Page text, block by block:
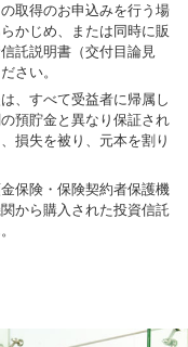
取得のお申込みを行う場
かじめ、または同時に販
託説明書（交付目論見
さい。
、すべて受益者に帰属し
預貯金と異なり保証され
損失を被り、元本を割り
保険・保険契約者保護機
から購入された投資信託